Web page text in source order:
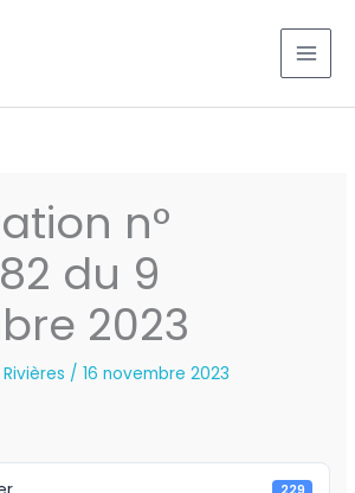
n°
du 9
2023
/16 novembre 2023